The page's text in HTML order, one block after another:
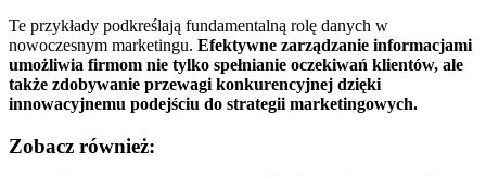
Te przykłady podkreślają fundamentalną rolę danych w
nowoczesnym marketingu. Efektywne zarządzanie informacjami
umożliwia firmom nie tylko spełnianie oczekiwań klientów, ale
także zdobywanie przewagi konkurencyjnej dzięki
innowacyjnemu podejściu do strategii marketingowych.
Zobacz również: